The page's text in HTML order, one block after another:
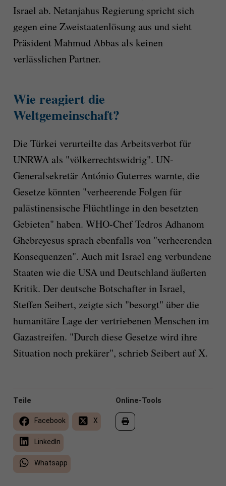
Israel ab. Netanjahus Regierung spricht sich
gegen eine Zweistaatenlösung aus und sieht
Präsident Mahmud Abbas als keinen
verlässlichen Partner.
Wie reagiert die
Weltgemeinschaft?
Die Türkei verurteilte das Arbeitsverbot für
UNRWA als "völkerrechtswidrig". UN-
Generalsekretär António Guterres warnte, die
Gesetze könnten "verheerende Folgen für
palästinensische Flüchtlinge in den besetzten
Gebieten" haben. WHO-Chef Tedros Adhanom
Ghebreyesus sprach ebenfalls von "verheerenden
Konsequenzen". Auch mit Israel eng verbundene
Staaten wie die USA und Deutschland äußerten
Kritik. Der deutsche Botschafter in Israel,
Steffen Seibert, zeigte sich "besorgt" über die
humanitäre Lage der vertriebenen Menschen im
Gazastreifen. "Durch diese Gesetze wird ihre
Situation noch prekärer", schrieb Seibert auf X.
Online-Tools
Teile
Facebook X
LinkedIn
Whatsapp